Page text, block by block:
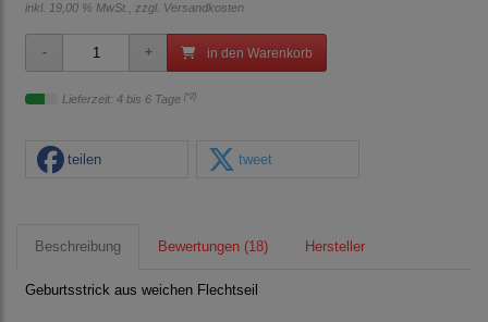
inkl. 19,00 % MwSt., zzgl. Versandkosten
in den Warenkorb
Lieferzeit: 4 bis 6 Tage [*2]
teilen tweet
Beschreibung Bewertungen (18) Hersteller
Geburtsstrick aus weichen Flechtseil